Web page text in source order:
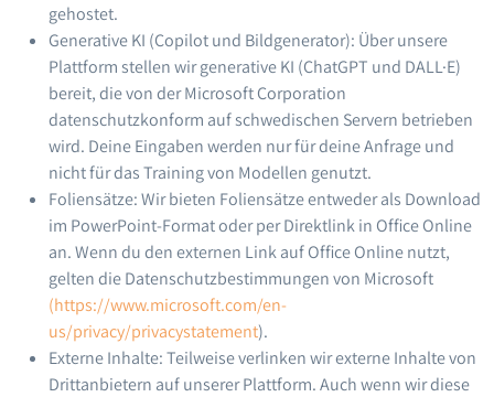
gehostet.
Generative KI (Copilot und Bildgenerator): Über unsere
Plattform stellen wir generative KI (ChatGPT und DALL·E)
bereit, die von der Microsoft Corporation
datenschutzkonform auf schwedischen Servern betrieben
wird. Deine Eingaben werden nur für deine Anfrage und
nicht für das Training von Modellen genutzt.
Foliensätze: Wir bieten Foliensätze entweder als Download
im PowerPoint-Format oder per Direktlink in Office Online
an. Wenn du den externen Link auf Office Online nutzt,
gelten die Datenschutzbestimmungen von Microsoft
(https://www.microsoft.com/en-
us/privacy/privacystatement).
Externe Inhalte: Teilweise verlinken wir externe Inhalte von
Drittanbietern auf unserer Plattform. Auch wenn wir diese